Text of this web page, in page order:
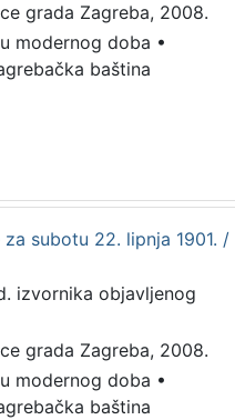
grada Zagreba, 2008.
modernog doba •
baština
subotu 22. lipnja 1901. /
izvornika objavljenog
grada Zagreba, 2008.
modernog doba •
baština